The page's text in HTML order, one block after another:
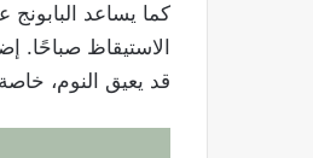
كما يساعد
الاستيقاظ صباحًا.
قد يعيق النوم،